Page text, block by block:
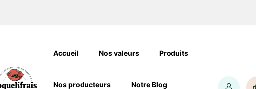
Accueil Nos valeurs Produits
Nos producteurs Notre Blog